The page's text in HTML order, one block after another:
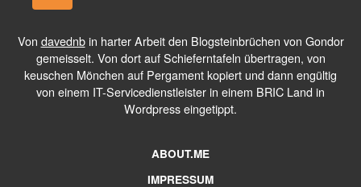
Von davednbin harter Arbeit den Blogsteinbrüchen von Gondor
gemeisselt. Von dort auf Schieferntafeln übertragen, von
keuschen Mönchen auf Pergament kopiert und dann engültig
von einem IT-Servicedienstleister in einem BRIC Land in
Wordpress eingetippt.
ABOUT.ME
IMPRESSUM